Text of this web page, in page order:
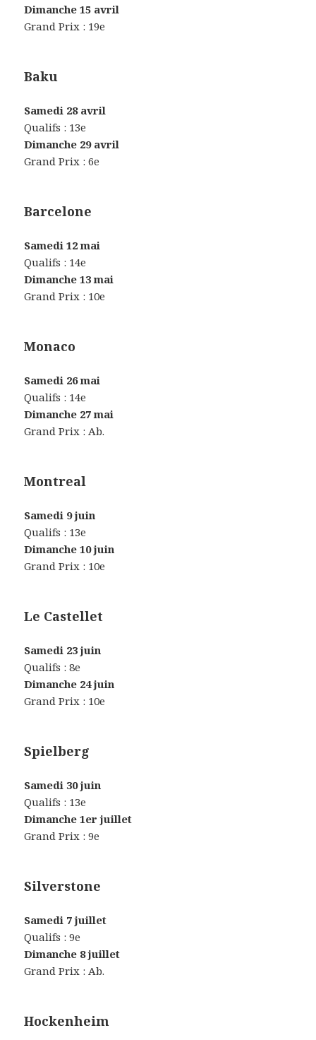
Dimanche 15 avril
Grand Prix : 19e
Baku
Samedi 28 avril
Qualifs : 13e
Dimanche 29 avril
Grand Prix : 6e
Barcelone
Samedi 12 mai
Qualifs : 14e
Dimanche 13 mai
Grand Prix : 10e
Monaco
Samedi 26 mai
Qualifs : 14e
Dimanche 27 mai
Grand Prix : Ab.
Montreal
Samedi 9 juin
Qualifs : 13e
Dimanche 10 juin
Grand Prix : 10e
Le Castellet
Samedi 23 juin
Qualifs : 8e
Dimanche 24 juin
Grand Prix : 10e
Spielberg
Samedi 30 juin
Qualifs : 13e
Dimanche 1er juillet
Grand Prix : 9e
Silverstone
Samedi 7 juillet
Qualifs : 9e
Dimanche 8 juillet
Grand Prix : Ab.
Hockenheim